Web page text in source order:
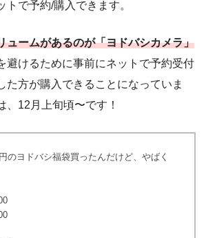
トで予約/購入できます。
ュームがあるのが「ヨドバシカメラ」
避けるために事前にネットで予約受付
た方が購入できることになっていま
、12月上旬頃〜です！
のヨドバシ福袋買ったんだけど、やばく